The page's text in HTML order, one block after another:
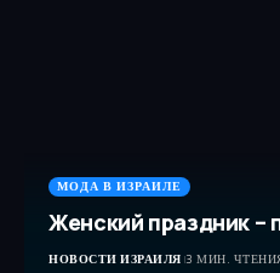
МОДА В ИЗРАИЛЕ
Женский праздник –
НОВОСТИ ИЗРАИЛЯ 3 МИН.